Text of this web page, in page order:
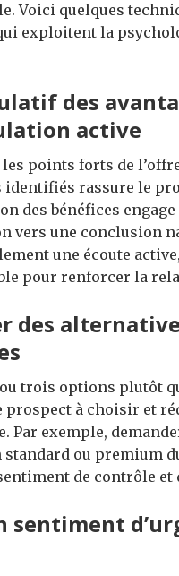
Voici quelques
exploitent la
des
active
points forts de
identifiés rassure le
des bénéfices engage
vers une conclusion
une écoute active,
pour renforcer la
des
trois options plutôt
prospect à choisir et
Par exemple,
standard ou premium
de contrôle et
sentiment